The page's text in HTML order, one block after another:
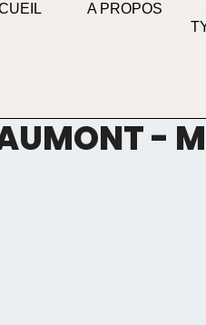
A PROPOS
-